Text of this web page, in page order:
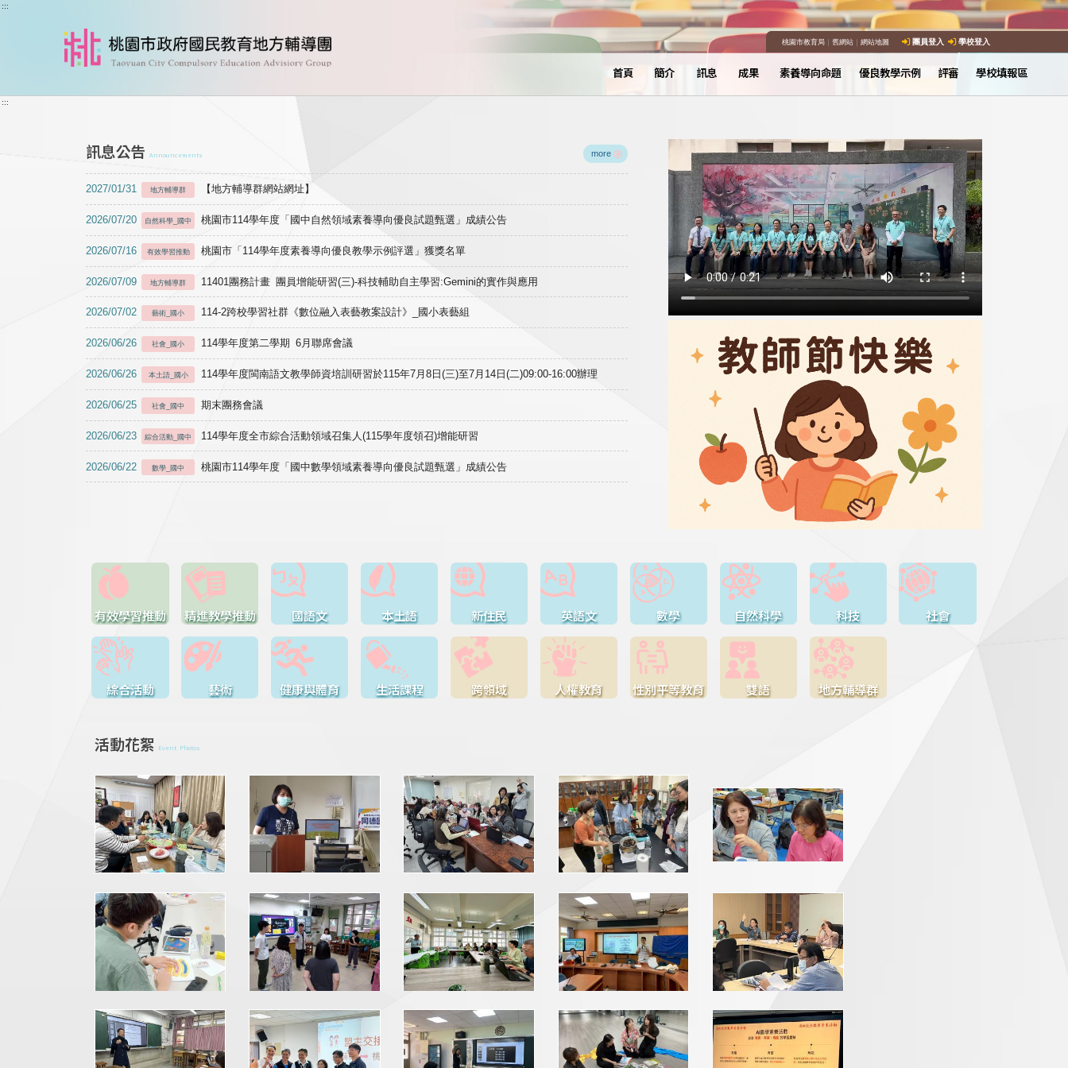
跳到主要內容
:::
桃園市教育局｜ 舊網站｜ 網站地圖 團員登入 學校登入
首頁 簡介 訊息 成果 素養導向命題 優良教學示例 評審 學校填報區
:::
訊息公告 Announcements more
2027/01/31 地方輔導群 【地方輔導群網站網址】
2026/07/20 自然科學_國中 桃園市114學年度「國中自然領域素養導向優良試題甄選」成績公告
2026/07/16 有效學習推動 桃園市「114學年度素養導向優良教學示例評選」獲獎名單
2026/07/09 地方輔導群 11401團務計畫 團員增能研習(三)-科技輔助自主學習:Gemini的實作與應用
2026/07/02 藝術_國小 114-2跨校學習社群《數位融入表藝教案設計》_國小表藝組
2026/06/26 社會_國小 114學年度第二學期 6月聯席會議
2026/06/26 本土語_國小 114學年度閩南語文教學師資培訓研習於115年7月8日(三)至7月14日(二)09:00-16:00辦理
2026/06/25 社會_國中 期末團務會議
2026/06/23 綜合活動_國中 114學年度全市綜合活動領域召集人(115學年度領召)增能研習
2026/06/22 數學_國中 桃園市114學年度「國中數學領域素養導向優良試題甄選」成績公告
有效學習推動 精進教學推動 國語文 本土語 新住民 英語文 數學 自然科學 科技 社會
綜合活動 藝術 健康與體育 生活課程 跨領域 人權教育 性別平等教育 雙語 地方輔導群
活動花絮 Event Photos